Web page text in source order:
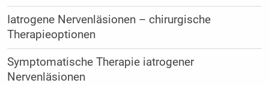
Iatrogene Nervenläsionen – chirurgische
Therapieoptionen
Symptomatische Therapie iatrogener
Nervenläsionen